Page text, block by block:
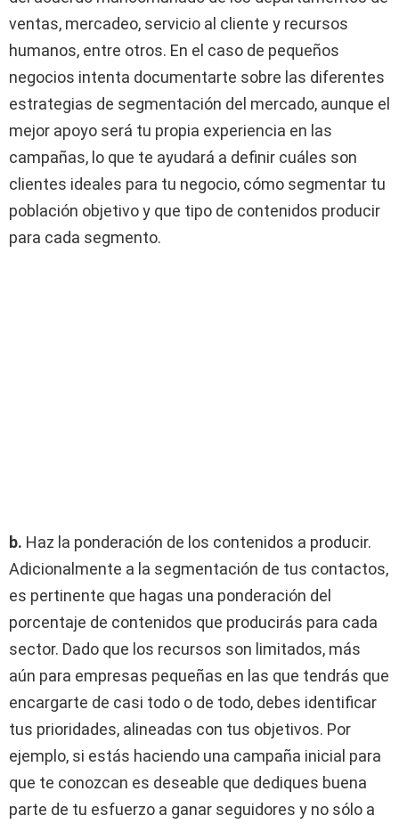
ventas, mercadeo, servicio al cliente y recursos
humanos, entre otros. En el caso de pequeños
negocios intenta documentarte sobre las diferentes
estrategias de segmentación del mercado, aunque el
mejor apoyo será tu propia experiencia en las
campañas, lo que te ayudará a definir cuáles son
clientes ideales para tu negocio, cómo segmentar tu
población objetivo y que tipo de contenidos producir
para cada segmento.
b. Haz la ponderación de los contenidos a producir.
Adicionalmente a la segmentación de tus contactos,
es pertinente que hagas una ponderación del
porcentaje de contenidos que producirás para cada
sector. Dado que los recursos son limitados, más
aún para empresas pequeñas en las que tendrás que
encargarte de casi todo o de todo, debes identificar
tus prioridades, alineadas con tus objetivos. Por
ejemplo, si estás haciendo una campaña inicial para
que te conozcan es deseable que dediques buena
parte de tu esfuerzo a ganar seguidores y no sólo a